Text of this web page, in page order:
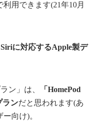
用できます(21年10月
Siriに対応するApple製デ
ン」は、
「HomePod
ランだと思われます(あ
向け)。